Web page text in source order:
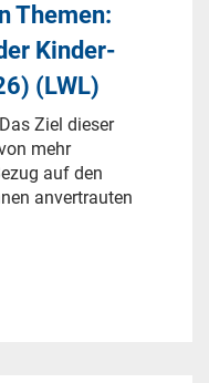
Themen:
Kinder-
(LWL)
Ziel dieser
mehr
auf den
anvertrauten